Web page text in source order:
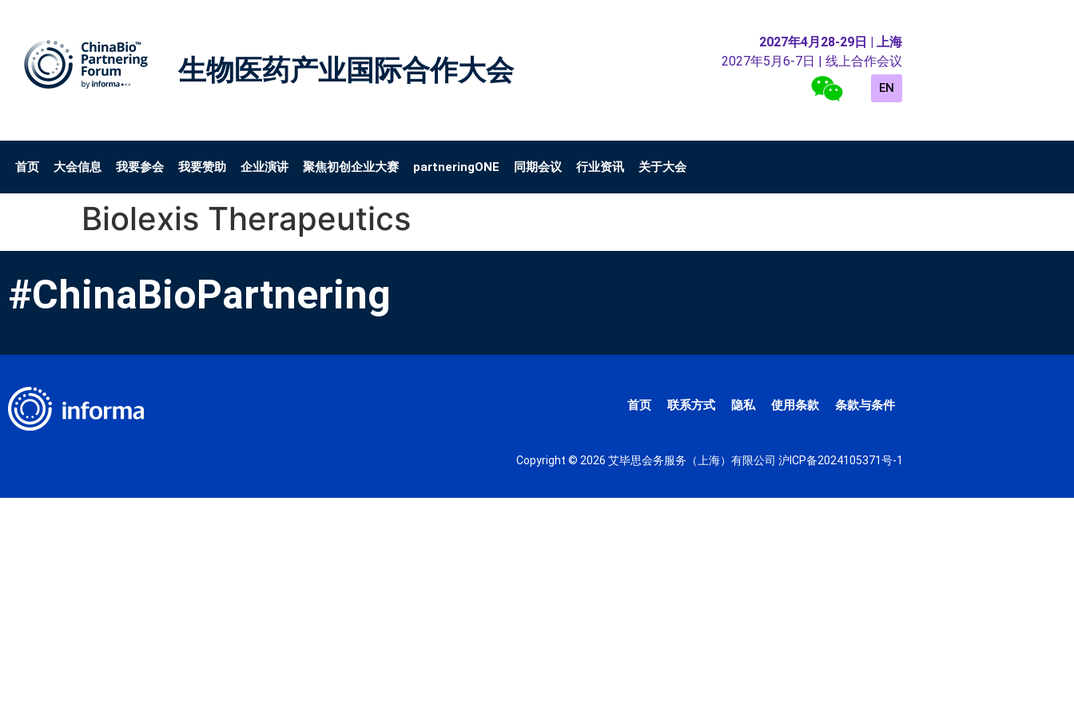
生物医药产业国际合作大会
2027年4月28-29日 | 上海
2027年5月6-7日 | 线上合作会议
EN
首页 大会信息 我要参会 我要赞助 企业演讲 聚焦初创企业大赛 partneringONE 同期会议 行业资讯 关于大会
Biolexis Therapeutics
#ChinaBioPartnering
首页 联系方式 隐私 使用条款 条款与条件
Copyright © 2026 艾毕思会务服务（上海）有限公司 沪ICP备2024105371号-1